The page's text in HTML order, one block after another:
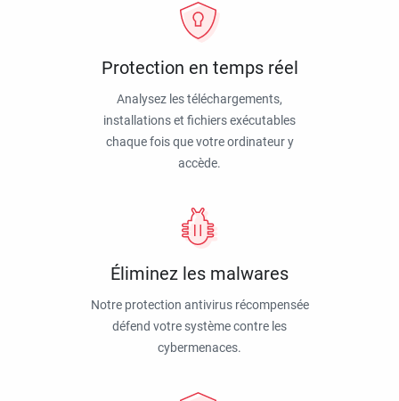
Protection en temps réel
Analysez les téléchargements,
installations et fichiers exécutables
chaque fois que votre ordinateur y
accède.
Éliminez les malwares
Notre protection antivirus récompensée
défend votre système contre les
cybermenaces.